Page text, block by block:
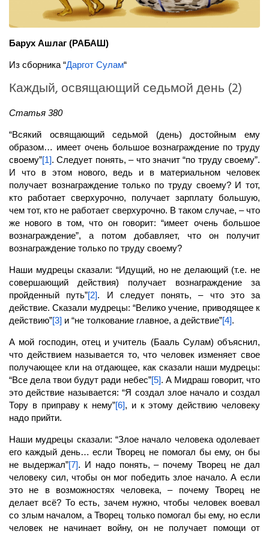
Барух Ашлаг (РАБАШ)
Из сборника “Даргот Сулам“
Каждый, освящающий седьмой день (2)
Статья 380
“Всякий освящающий седьмой (день) достойным ему
образом… имеет очень большое вознаграждение по труду
своему”[1]. Следует понять, – что значит “по труду своему”.
И что в этом нового, ведь и в материальном человек
получает вознаграждение только по труду своему? И тот,
кто работает сверхурочно, получает зарплату большую,
чем тот, кто не работает сверхурочно. В таком случае, – что
же нового в том, что он говорит: “имеет очень большое
вознаграждение”, а потом добавляет, что он получит
вознаграждение только по труду своему?
Наши мудрецы сказали: “Идущий, но не делающий (т.е. не
совершающий действия) получает вознаграждение за
пройденный путь”[2]. И следует понять, – что это за
действие. Сказали мудрецы: “Велико учение, приводящее к
действию”[3] и “не толкование главное, а действие”[4].
А мой господин, отец и учитель (Бааль Сулам) объяснил,
что действием называется то, что человек изменяет свое
получающее кли на отдающее, как сказали наши мудрецы:
“Все дела твои будут ради небес”[5]. А Мидраш говорит, что
это действие называется: “Я создал злое начало и создал
Тору в приправу к нему”[6], и к этому действию человеку
надо прийти.
Наши мудрецы сказали: “Злое начало человека одолевает
его каждый день… если Творец не помогал бы ему, он бы
не выдержал”[7]. И надо понять, – почему Творец не дал
человеку сил, чтобы он мог победить злое начало. А если
это не в возможностях человека, – почему Творец не
делает всё? То есть, зачем нужно, чтобы человек воевал
со злым началом, а Творец только помогал бы ему, но если
человек не начинает войну, он не получает помощи от